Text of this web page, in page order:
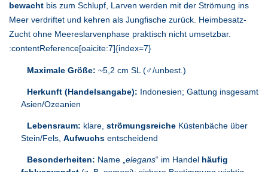
bewacht bis zum Schlupf, Larven werden mit der Strömung ins
Meer verdriftet und kehren als Jungfische zurück. Heimbesatz-
Zucht ohne Meereslarvenphase praktisch nicht umsetzbar.
:contentReference[oaicite:7]{index=7}
Maximale Größe: ~5,2 cm SL (♂/unbest.)
Herkunft (Handelsangabe): Indonesien; Gattung insgesamt
Asien/Ozeanien
Lebensraum: klare, strömungsreiche Küstenbäche über
Stein/Fels, Aufwuchs entscheidend
Besonderheiten: Name „ elegans“ im Handel häufig